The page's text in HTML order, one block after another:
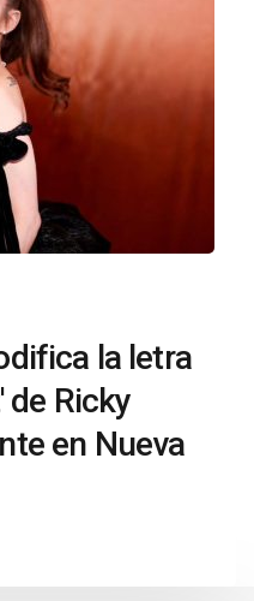
la letra
de Ricky
en Nueva